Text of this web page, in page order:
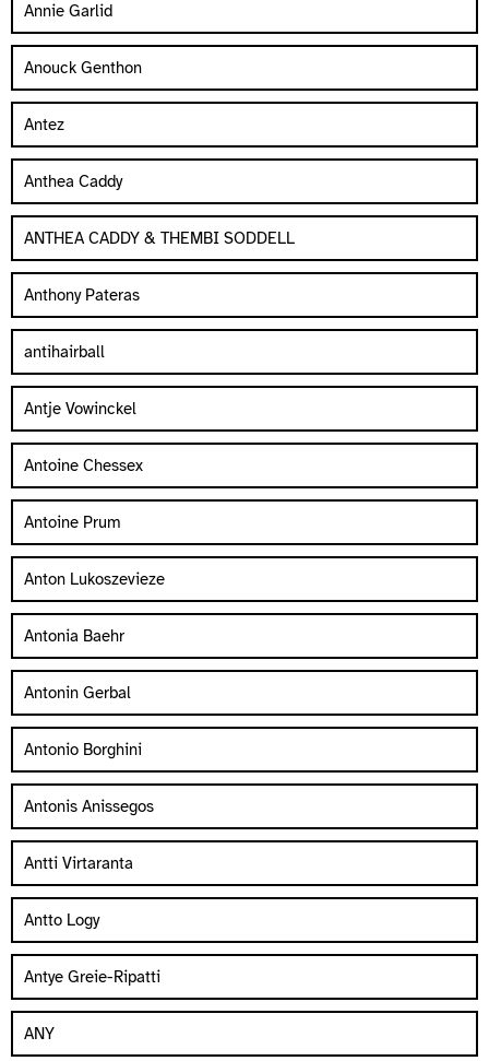
Annie Garlid
Anouck Genthon
Antez
Anthea Caddy
ANTHEA CADDY & THEMBI SODDELL
Anthony Pateras
antihairball
Antje Vowinckel
Antoine Chessex
Antoine Prum
Anton Lukoszevieze
Antonia Baehr
Antonin Gerbal
Antonio Borghini
Antonis Anissegos
Antti Virtaranta
Antto Logy
Antye Greie-Ripatti
ANY